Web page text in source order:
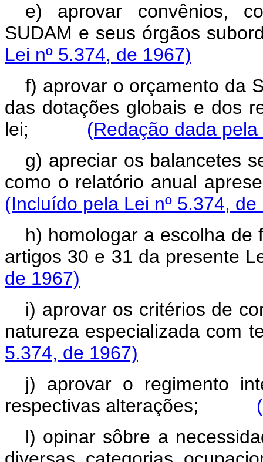
e) aprovar convênios,
SUDAM e seus órgãos
Lei nº 5.374, de 1967)
f) aprovar o orçamento da
das dotações globais e dos
lei; (Redação dada
g) apreciar os balancetes
como o relatório anual
(Incluído pela Lei nº 5.374, de
h) homologar a escolha de
artigos 30 e 31 da
de 1967)
i) aprovar os critérios de
natureza especializada
5.374, de 1967)
j) aprovar o regimento
respectivas alterações;
l) opinar sôbre a